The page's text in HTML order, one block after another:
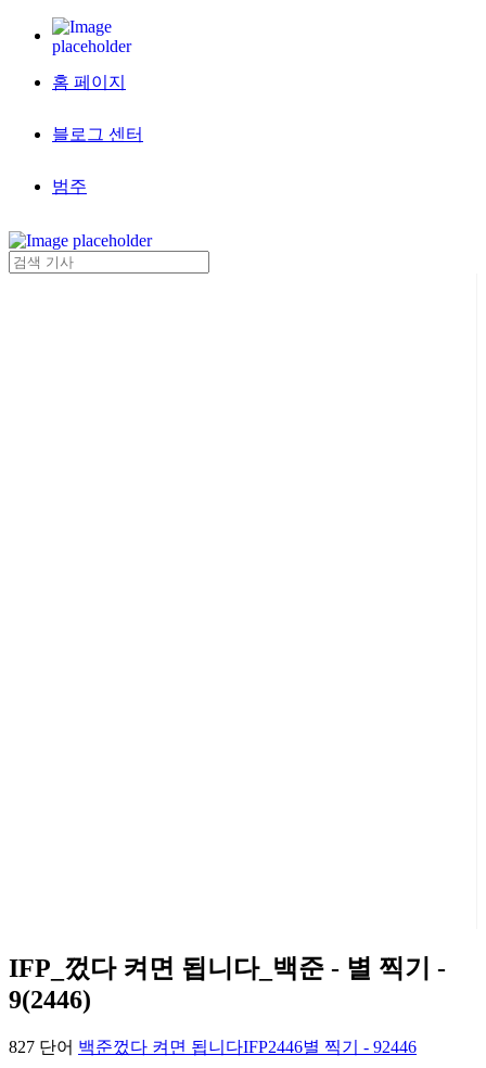
홈 페이지
블로그 센터
범주
IFP_껐다 켜면 됩니다_백준 - 별 찍기 -
9(2446)
827 단어 백준껐다 켜면 됩니다IFP2446별 찍기 - 92446